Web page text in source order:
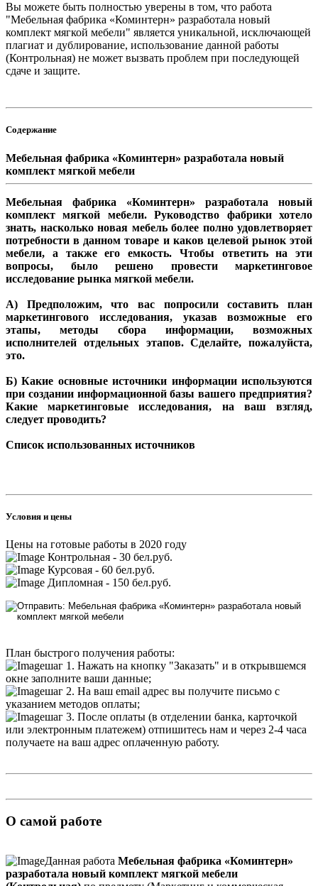
Вы можете быть полностью уверены в том, что работа
"Мебельная фабрика «Коминтерн» разработала новый
комплект мягкой мебели" является уникальной, исключающей
плагиат и дублирование, использование данной работы
(Контрольная) не может вызвать проблем при последующей
сдаче и защите.
Содержание
Мебельная фабрика «Коминтерн» разработала новый
комплект мягкой мебели
Мебельная фабрика «Коминтерн» разработала новый
комплект мягкой мебели. Руководство фабрики хотело
знать, насколько новая мебель более полно удовлетворяет
потребности в данном товаре и каков целевой рынок этой
мебели, а также его емкость. Чтобы ответить на эти
вопросы, было решено провести маркетинговое
исследование рынка мягкой мебели.
А) Предположим, что вас попросили составить план
маркетингового исследования, указав возможные его
этапы, методы сбора информации, возможных
исполнителей отдельных этапов. Сделайте, пожалуйста,
это.
Б) Какие основные источники информации используются
при создании информационной базы вашего предприятия?
Какие маркетинговые исследования, на ваш взгляд,
следует проводить?
Список использованных источников
Условия и цены
Цены на готовые работы в 2020 году
Контрольная - 30 бел.руб.
Курсовая - 60 бел.руб.
Дипломная - 150 бел.руб.
План быстрого получения работы:
шаг 1. Нажать на кнопку "Заказать" и в открывшемся
окне заполните ваши данные;
шаг 2. На ваш email адрес вы получите письмо с
указанием методов оплаты;
шаг 3. После оплаты (в отделении банка, карточкой
или электронным платежем) отпишитесь нам и через 2-4 часа
получаете на ваш адрес оплаченную работу.
О самой работе
Данная работа Мебельная фабрика «Коминтерн»
разработала новый комплект мягкой мебели